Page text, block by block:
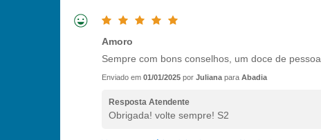
Amoro
Sempre com bons conselhos, um doce de pessoa
Enviado em 01/01/2025 por Juliana para Abadia
Resposta Atendente
Obrigada! volte sempre! S2